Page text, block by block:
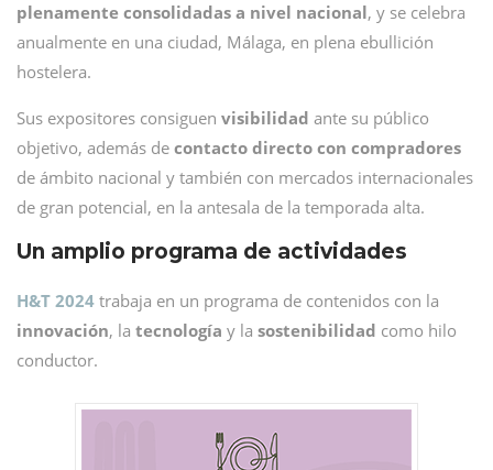
plenamente consolidadas a nivel nacional, y se celebra
anualmente en una ciudad, Málaga, en plena ebullición
hostelera.
Sus expositores consiguen visibilidad ante su público
objetivo, además de contacto directo con compradores
de ámbito nacional y también con mercados internacionales
de gran potencial, en la antesala de la temporada alta.
Un amplio programa de actividades
H&T 2024 trabaja en un programa de contenidos con la
innovación, la tecnología y la sostenibilidad como hilo
conductor.